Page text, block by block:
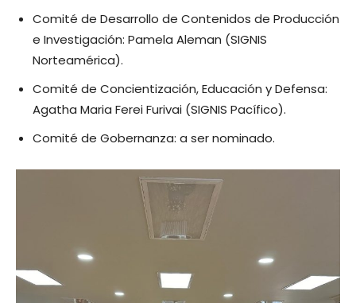
Comité de Desarrollo de Contenidos de Producción
e Investigación: Pamela Aleman (SIGNIS
Norteamérica).
Comité de Concientización, Educación y Defensa:
Agatha Maria Ferei Furivai (SIGNIS Pacífico).
Comité de Gobernanza: a ser nominado.